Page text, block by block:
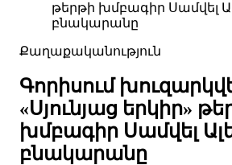
թերթի խմբագիր Սամվել
բնակարանը
Քաղաքականություն
Գորիսում
«Սյունյաց երկիր»
խմբագիր Սամվել
բնակարանը